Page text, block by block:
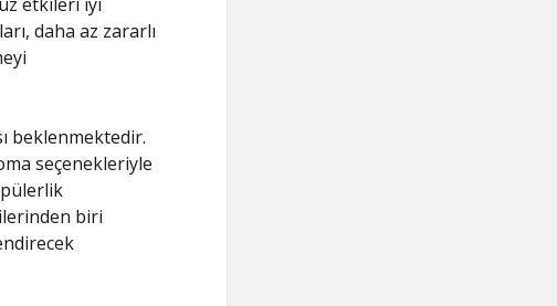
daha az zararlı
beklenmektedir.
seçenekleriyle
biri